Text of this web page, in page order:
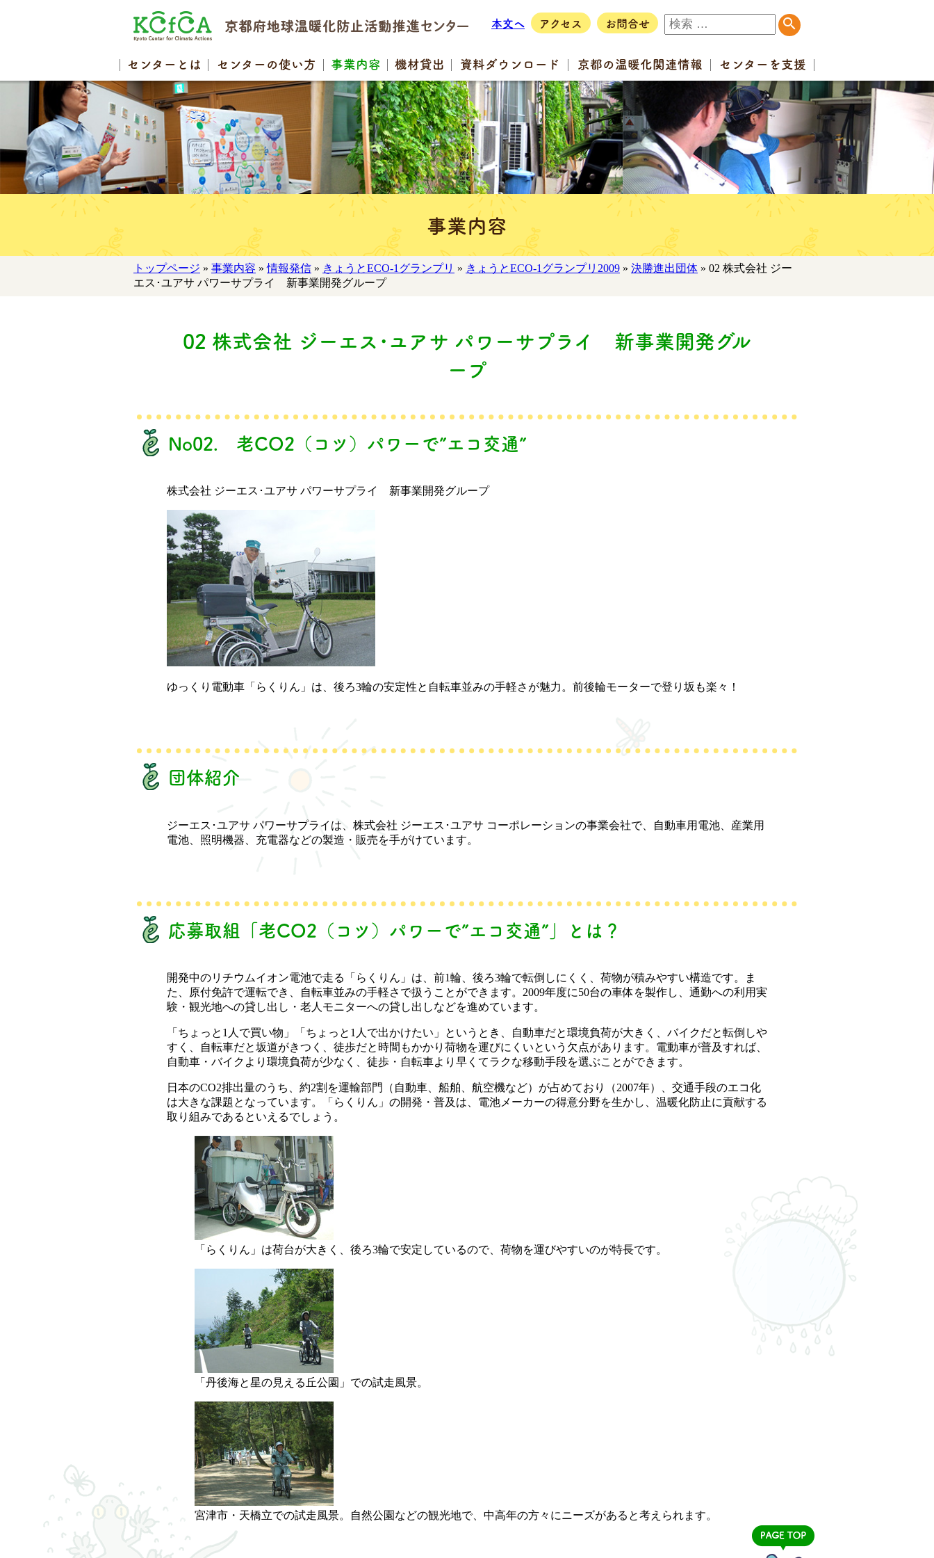
本文へ アクセス お問合せ
センター とは センターの使い方 事業内容 機材貸出 資料ダウンロード 京都の温暖化関連情報 センター を支援
事業内容
トップページ » 事業内容 »情報発信 » きょうとECO-1グランプリ » きょうとECO-1グランプリ2009 » 決勝進出団体 » 02 株式会社 ジー
エス･ユアサ パワーサプライ 新事業開発グループ
02 株式会社 ジーエス･ユアサ パワーサプライ 新事業開発グル
ープ
No02. 老CO2（コツ）パワーで”エコ交通”
株式会社 ジーエス･ユアサ パワーサプライ 新事業開発グループ
ゆっくり電動車「らくりん」は、後ろ3輪の安定性と自転車並みの手軽さが魅力。前後輪モーターで登り坂も楽々！
団体紹介
ジーエス･ユアサ パワーサプライは、株式会社 ジーエス･ユアサ コーポレーションの事業会社で、自動車用電池、産業用
電池、照明機器、充電器などの製造・販売を手がけています。
応募取組「老CO2（コツ）パワーで”エコ交通”」とは？
開発中のリチウムイオン電池で走る「らくりん」は、前1輪、後ろ3輪で転倒しにくく、荷物が積みやすい構造です。ま
た、原付免許で運転でき、自転車並みの手軽さで扱うことができます。2009年度に50台の車体を製作し、通勤への利用実
験・観光地への貸し出し・老人モニターへの貸し出しなどを進めています。
「ちょっと1人で買い物」「ちょっと1人で出かけたい」というとき、自動車だと環境負荷が大きく、バイクだと転倒しや
すく、自転車だと坂道がきつく、徒歩だと時間もかかり荷物を運びにくいという欠点があります。電動車が普及すれば、
自動車・バイクより環境負荷が少なく、徒歩・自転車より早くてラクな移動手段を選ぶことができます。
日本のCO2排出量のうち、約2割を運輸部門（自動車、船舶、航空機など）が占めており（2007年）、交通手段のエコ化
は大きな課題となっています。「らくりん」の開発・普及は、電池メーカーの得意分野を生かし、温暖化防止に貢献する
取り組みであるといえるでしょう。
「らくりん」は荷台が大きく、後ろ3輪で安定しているので、荷物を運びやすいのが特長です。
「丹後海と星の見える丘公園」での試走風景。
宮津市・天橋立での試走風景。自然公園などの観光地で、中高年の方々にニーズがあると考えられます。